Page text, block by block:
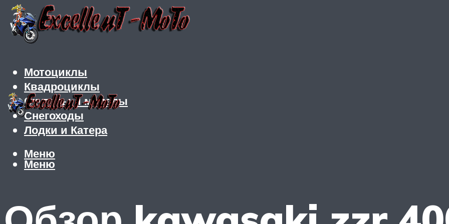
Мотоциклы
Квадроциклы
Скутеры и мопеды
Снегоходы
Лодки и Катера
Меню
Меню